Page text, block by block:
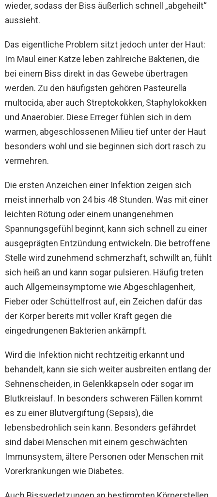
wieder, sodass der Biss äußerlich schnell „abgeheilt“
aussieht.
Das eigentliche Problem sitzt jedoch unter der Haut:
Im Maul einer Katze leben zahlreiche Bakterien, die
bei einem Biss direkt in das Gewebe übertragen
werden. Zu den häufigsten gehören Pasteurella
multocida, aber auch Streptokokken, Staphylokokken
und Anaerobier. Diese Erreger fühlen sich in dem
warmen, abgeschlossenen Milieu tief unter der Haut
besonders wohl und sie beginnen sich dort rasch zu
vermehren.
Die ersten Anzeichen einer Infektion zeigen sich
meist innerhalb von 24 bis 48 Stunden. Was mit einer
leichten Rötung oder einem unangenehmen
Spannungsgefühl beginnt, kann sich schnell zu einer
ausgeprägten Entzündung entwickeln. Die betroffene
Stelle wird zunehmend schmerzhaft, schwillt an, fühlt
sich heiß an und kann sogar pulsieren. Häufig treten
auch Allgemeinsymptome wie Abgeschlagenheit,
Fieber oder Schüttelfrost auf, ein Zeichen dafür das
der Körper bereits mit voller Kraft gegen die
eingedrungenen Bakterien ankämpft.
Wird die Infektion nicht rechtzeitig erkannt und
behandelt, kann sie sich weiter ausbreiten entlang der
Sehnenscheiden, in Gelenkkapseln oder sogar im
Blutkreislauf. In besonders schweren Fällen kommt
es zu einer Blutvergiftung (Sepsis), die
lebensbedrohlich sein kann. Besonders gefährdet
sind dabei Menschen mit einem geschwächten
Immunsystem, ältere Personen oder Menschen mit
Vorerkrankungen wie Diabetes.